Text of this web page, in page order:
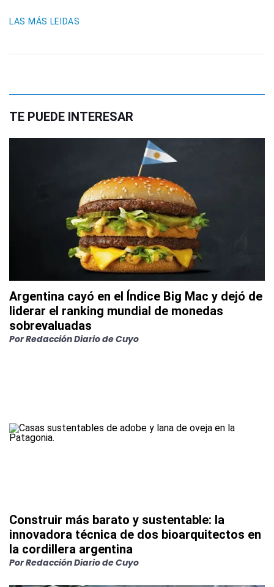
LAS MÁS LEIDAS
TE PUEDE INTERESAR
Argentina cayó en el Índice Big Mac y dejó de
liderar el ranking mundial de monedas
sobrevaluadas
PorRedacción Diario de Cuyo
Construir más barato y sustentable: la
innovadora técnica de dos bioarquitectos en
la cordillera argentina
PorRedacción Diario de Cuyo